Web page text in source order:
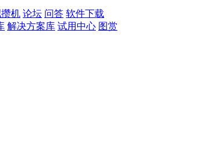
机 论坛 问答 软件下载
解决方案库 试用中心 图赏